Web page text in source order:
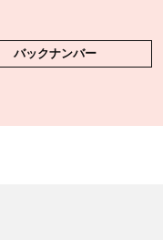
バックナンバー